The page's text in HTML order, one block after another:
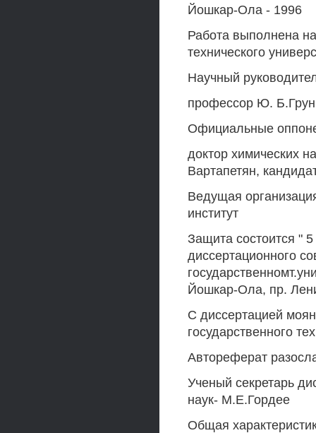
Йошкар-Ола - 1996
Работа выполнена
технического
Научный
профессор Ю.
Официальные
доктор химических
Вартапетян,
Ведущая
институт
Защита состоится "
диссертационного
Йошкар-Ола, пр.
С диссертацией
государственного
Автореферат
Ученый секретарь
наук- М.Е.Гордее
Общая